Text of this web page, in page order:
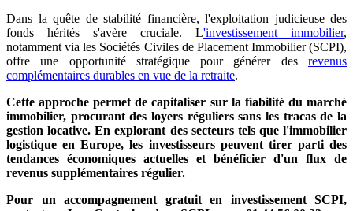
Dans la quête de stabilité financière, l'exploitation judicieuse des
fonds hérités s'avère cruciale. L'investissement immobilier,
notamment via les Sociétés Civiles de Placement Immobilier (SCPI),
offre une opportunité stratégique pour générer des revenus
complémentaires durables en vue de la retraite.
Cette approche permet de capitaliser sur la fiabilité du marché
immobilier, procurant des loyers réguliers sans les tracas de la
gestion locative. En explorant des secteurs tels que l'immobilier
logistique en Europe, les investisseurs peuvent tirer parti des
tendances économiques actuelles et bénéficier d'un flux de
revenus supplémentaires régulier.
Pour un accompagnement gratuit en investissement SCPI,